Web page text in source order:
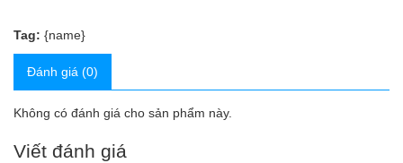
Tag: {name}
Đánh giá (0)
Không có đánh giá cho sản phẩm này.
Viết đánh giá